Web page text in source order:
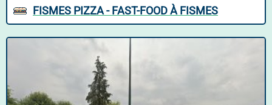
FISMES PIZZA - FAST-FOOD À FISMES